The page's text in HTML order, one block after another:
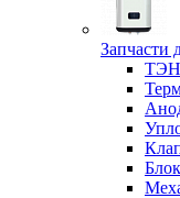
Запчасти